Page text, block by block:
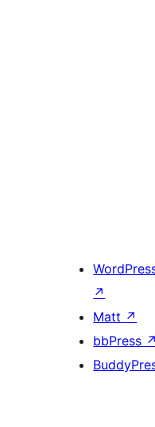
↗
Matt ↗
bbPress ↗